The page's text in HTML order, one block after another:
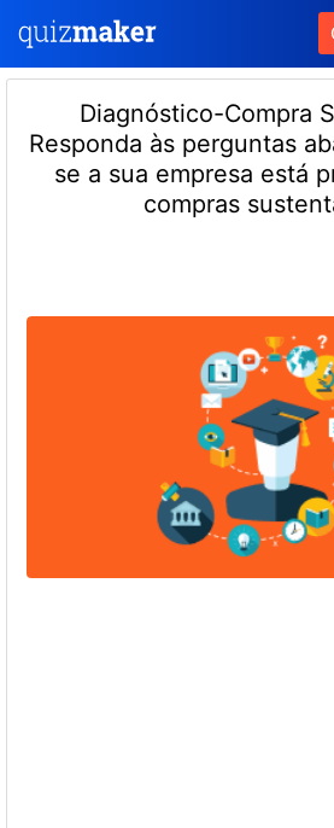
Diagnóstico-Compra
Responda às perguntas
se a sua empresa está
compras